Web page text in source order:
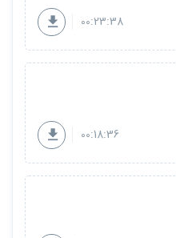
00:23:38
00:18:36